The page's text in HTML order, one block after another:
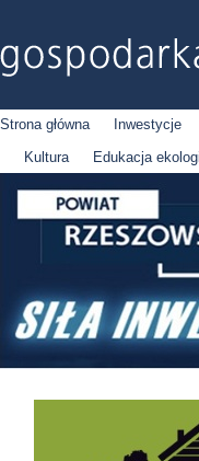
Strona główna Inwestycje
Kultura
Edukacja